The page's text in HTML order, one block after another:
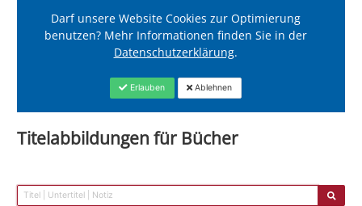
Darf unsere Website Cookies zur Optimierung
benutzen? Mehr Informationen finden Sie in der
Datenschutzerklärung.
Erlauben Ablehnen
Titelabbildungen für Bücher